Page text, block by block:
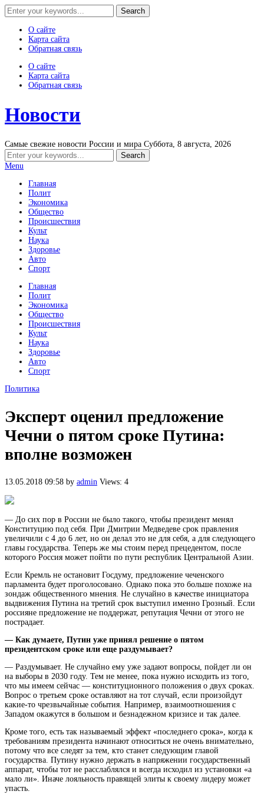
О сайте
Карта сайта
Обратная связь
О сайте
Карта сайта
Обратная связь
Новости
Самые свежие новости России и мира Суббота, 8 августа, 2026
Menu
Главная
Полит
Экономика
Общество
Происшествия
Культ
Наука
Здоровье
Авто
Спорт
Главная
Полит
Экономика
Общество
Происшествия
Культ
Наука
Здоровье
Авто
Спорт
Политика
Эксперт оценил предложение
Чечни о пятом сроке Путина:
вполне возможен
13.05.2018 09:58 by admin Views: 4
— До сих пор в России не было такого, чтобы президент менял
Конституцию под себя. При Дмитрии Медведеве срок правления
увеличили с 4 до 6 лет, но он делал это не для себя, а для следующего
главы государства. Теперь же мы стоим перед прецедентом, после
которого Россия может пойти по пути республик Центральной Азии.
Если Кремль не остановит Госдуму, предложение чеченского
парламента будет проголосовано. Однако пока это больше похоже на
зондаж общественного мнения. Не случайно в качестве инициатора
выдвижения Путина на третий срок выступил именно Грозный. Если
россияне предложение не поддержат, репутация Чечни от этого не
пострадает.
— Как думаете, Путин уже принял решение о пятом
президентском сроке или еще раздумывает?
— Раздумывает. Не случайно ему уже задают вопросы, пойдет ли он
на выборы в 2030 году. Тем не менее, пока нужно исходить из того,
что мы имеем сейчас — конституционного положения о двух сроках.
Вопрос о третьем сроке оставляют на тот случай, если произойдут
какие-то чрезвычайные события. Например, взаимоотношения с
Западом окажутся в большом и безнадежном кризисе и так далее.
Кроме того, есть так называемый эффект «последнего срока», когда к
требованиям президента начинают относиться не очень внимательно,
потому что все следят за тем, кто станет следующим главой
государства. Путину нужно держать в напряжении государственный
аппарат, чтобы тот не расслаблялся и всегда исходил из установки «а
мало ли». Иначе лояльность правящей элиты к своему лидеру может
упасть.